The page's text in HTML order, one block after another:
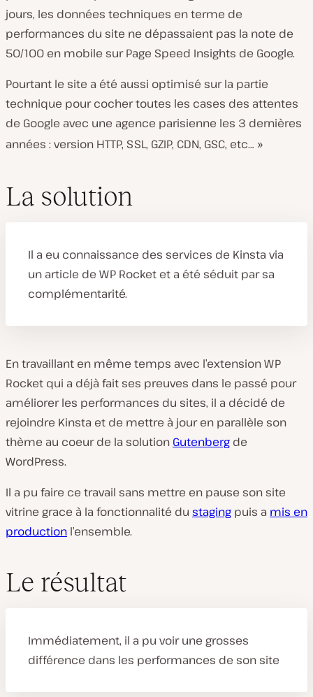
jours, les données techniques en terme de
performances du site ne dépassaient pas la note de
50/100 en mobile sur Page Speed Insights de Google.
Pourtant le site a été aussi optimisé sur la partie
technique pour cocher toutes les cases des attentes
de Google avec une agence parisienne les 3 dernières
années : version HTTP, SSL, GZIP, CDN, GSC, etc… »
La solution
Il a eu connaissance des services de Kinsta via
un article de WP Rocket et a été séduit par sa
complémentarité.
En travaillant en même temps avec l’extension WP
Rocket qui a déjà fait ses preuves dans le passé pour
améliorer les performances du sites, il a décidé de
rejoindre Kinsta et de mettre à jour en parallèle son
thème au coeur de la solution Gutenberg de
WordPress.
Il a pu faire ce travail sans mettre en pause son site
vitrine grace à la fonctionnalité du staging puis a mis en
production l’ensemble.
Le résultat
Immédiatement, il a pu voir une grosses
différence dans les performances de son site